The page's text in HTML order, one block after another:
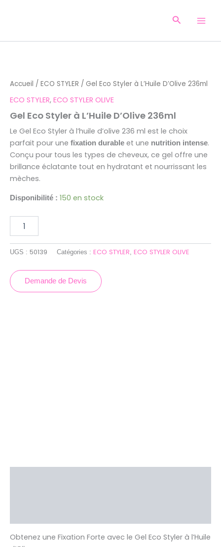
Accueil / ECO STYLER / Gel Eco Styler à L’Huile D’Olive 236ml
ECO STYLER, ECO STYLER OLIVE
Gel Eco Styler à L’Huile D’Olive 236ml
Le Gel Eco Styler à l’huile d’olive 236 ml est le choix
parfait pour une fixation durable et une nutrition intense.
Conçu pour tous les types de cheveux, ce gel offre une
brillance éclatante tout en hydratant et nourrissant les
mèches.
Disponibilité : 150 en stock
Eco
Styler
L'Huile
236ml
UGS : 50139 Catégories : ECO STYLER, ECO STYLER OLIVE
Demande de Devis
Obtenez une Fixation Forte avec le Gel Eco Styler à l’Huile